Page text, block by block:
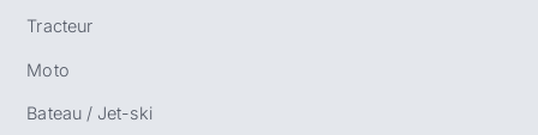
Tracteur
Moto
Bateau / Jet-ski